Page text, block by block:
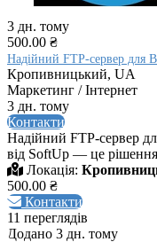
3 дн. тому
500.00 ₴
Надійний FTP-сервер для
Кропивницький, UA
Маркетинг / Інтернет
3 дн. тому
Контакти
Надійний FTP-сервер
від SoftUp — це
Локація:
500.00 ₴
Контакти
11 переглядів
Додано 3 дн. тому